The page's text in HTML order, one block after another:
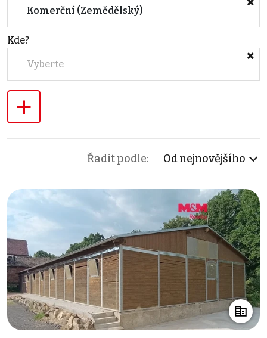
Komerční (Zemědělský)
Kde?
Vyberte
+
Řadit podle: Od nejnovějšího